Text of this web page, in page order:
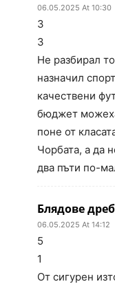
06.05.2025 At 10:30
3
3
Не разбирал
назначил
качествени
бюджет
поне от
Чорбата, а да
два пъти по-
Блядове
06.05.2025 At 14:12
5
1
От сигурен